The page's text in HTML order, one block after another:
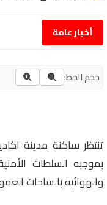
أخبار عامة
حجم الخط:
تنتظر ساكنة مدينة
بموجبه السلطات
والهوائية بالساحات